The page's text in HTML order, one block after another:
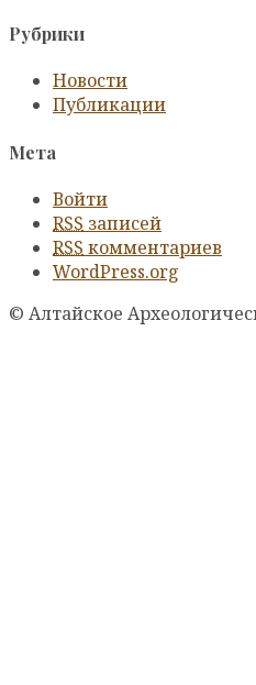
Рубрики
Новости
Публикации
Мета
Войти
RSS записей
RSS комментариев
WordPress.org
© Алтайское